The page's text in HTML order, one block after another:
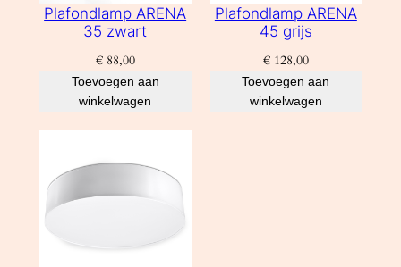
Plafondlamp ARENA
35 zwart
€88,00
Toevoegen aan
winkelwagen
Plafondlamp ARENA
45 grijs
€128,00
Toevoegen aan
winkelwagen